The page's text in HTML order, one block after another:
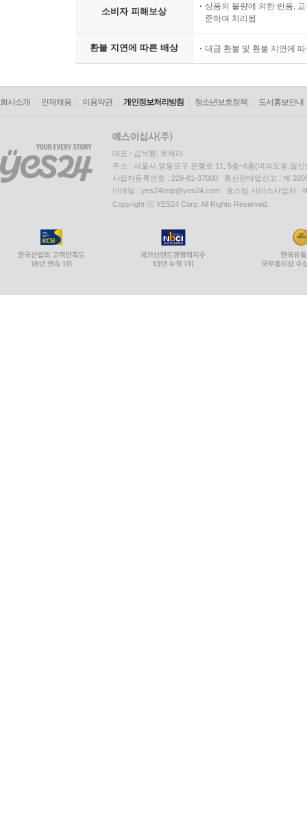
소비자 피해보상
상품의 불량에 의한 반품,
준하여 처리됨
환불 지연에 따른 배상 대금 환불 및 환불 지연에
회사소개 인재채용 이용약관 개인정보처리방침 청소년보호정책 도서홍보안내
대표 : 김석환, 최세라
주소 : 서울시 영등포구 은행로 11, 5층~6층(여의도동,일신
사업자등록번호 : 229-81-37000 통신판매업신고 : 제
이메일 : yes24help@yes24.com 호스팅 서비스사업자 :
Copyright ⓒ YES24 Corp. All Rights Reserved.